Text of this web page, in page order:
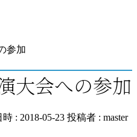
参加
大会への参加
: 2018-05-23 投稿者 : master